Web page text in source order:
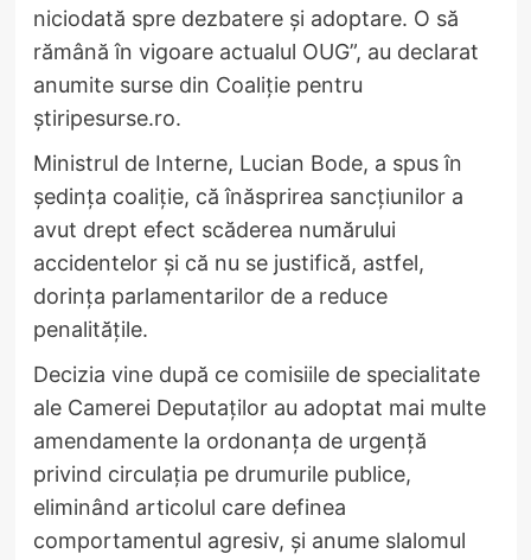
niciodată spre dezbatere și adoptare. O să
rămână în vigoare actualul OUG”, au declarat
anumite surse din Coaliție pentru
știripesurse.ro.
Ministrul de Interne, Lucian Bode, a spus în
ședința coaliție, că înăsprirea sancțiunilor a
avut drept efect scăderea numărului
accidentelor și că nu se justifică, astfel,
dorința parlamentarilor de a reduce
penalitățile.
Decizia vine după ce comisiile de specialitate
ale Camerei Deputaţilor au adoptat mai multe
amendamente la ordonanţa de urgenţă
privind circulaţia pe drumurile publice,
eliminând articolul care definea
comportamentul agresiv, şi anume slalomul